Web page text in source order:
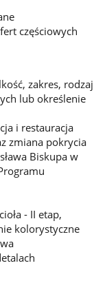
częściowych
zakres, rodzaj
lub określenie
i restauracja
zmiana pokrycia
Biskupa w
- II etap,
kolorystyczne